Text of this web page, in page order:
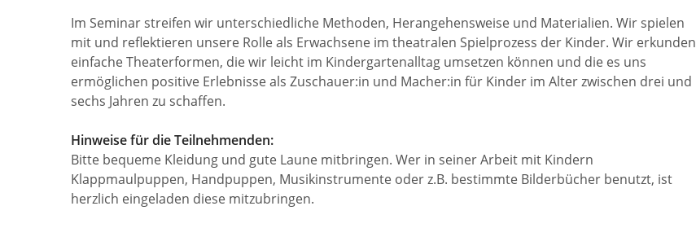
Im Seminar streifen wir unterschiedliche Methoden, Herangehensweise und Materialien. Wir spielen
mit und reflektieren unsere Rolle als Erwachsene im theatralen Spielprozess der Kinder. Wir erkunden
einfache Theaterformen, die wir leicht im Kindergartenalltag umsetzen können und die es uns
ermöglichen positive Erlebnisse als Zuschauer:in und Macher:in für Kinder im Alter zwischen drei und
sechs Jahren zu schaffen.
Hinweise für die Teilnehmenden:
Bitte bequeme Kleidung und gute Laune mitbringen. Wer in seiner Arbeit mit Kindern
Klappmaulpuppen, Handpuppen, Musikinstrumente oder z.B. bestimmte Bilderbücher benutzt, ist
herzlich eingeladen diese mitzubringen.